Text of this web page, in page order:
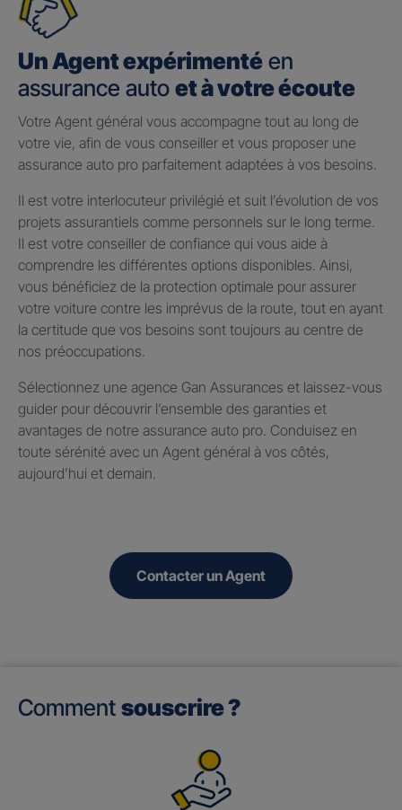
Un Agent expérimenté en
assurance auto et à votre écoute
Votre Agent général vous accompagne tout au long de
votre vie, afin de vous conseiller et vous proposer une
assurance auto pro parfaitement adaptées à vos besoins.
Il est votre interlocuteur privilégié et suit l’évolution de vos
projets assurantiels comme personnels sur le long terme.
Il est votre conseiller de confiance qui vous aide à
comprendre les différentes options disponibles. Ainsi,
vous bénéficiez de la protection optimale pour assurer
votre voiture contre les imprévus de la route, tout en ayant
la certitude que vos besoins sont toujours au centre de
nos préoccupations.
Sélectionnez une agence Gan Assurances et laissez-vous
guider pour découvrir l’ensemble des garanties et
avantages de notre assurance auto pro. Conduisez en
toute sérénité avec un Agent général à vos côtés,
aujourd’hui et demain.
Contacter un Agent
Comment souscrire ?